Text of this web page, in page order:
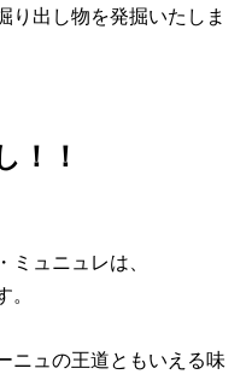
り出し物を発掘いたしま
！！
ミュニュレは、
。
ニュの王道ともいえる味